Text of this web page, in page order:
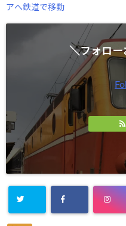
アへ鉄道で移動
＼フォロ